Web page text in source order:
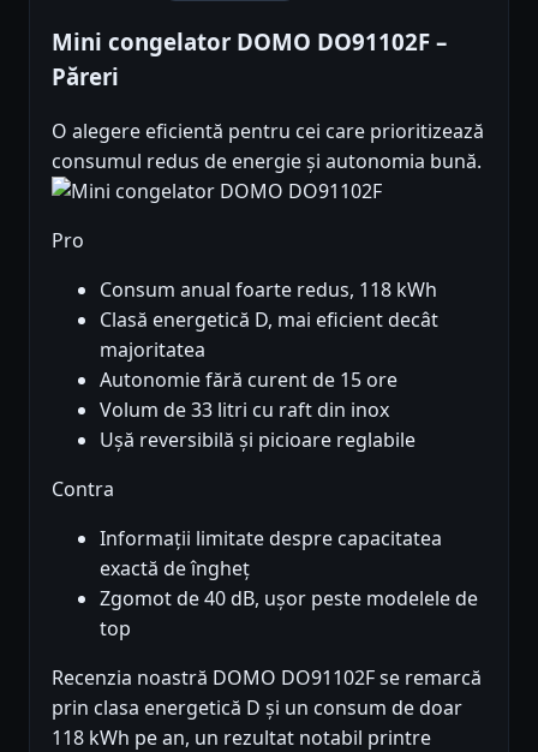
Mini congelator DOMO DO91102F –
Păreri
O alegere eficientă pentru cei care prioritizează
consumul redus de energie și autonomia bună.
Pro
Consum anual foarte redus, 118 kWh
Clasă energetică D, mai eficient decât
majoritatea
Autonomie fără curent de 15 ore
Volum de 33 litri cu raft din inox
Ușă reversibilă și picioare reglabile
Contra
Informații limitate despre capacitatea
exactă de îngheț
Zgomot de 40 dB, ușor peste modelele de
top
Recenzia noastră DOMO DO91102F se remarcă
prin clasa energetică D și un consum de doar
118 kWh pe an, un rezultat notabil printre